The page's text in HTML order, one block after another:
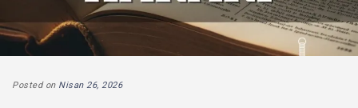
Posted on Nisan 26, 2026